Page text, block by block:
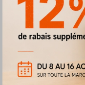
Rabais